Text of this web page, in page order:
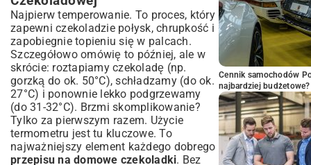
Najpierw temperowanie. To proces, który
zapewni czekoladzie połysk, chrupkość i
zapobiegnie topieniu się w palcach.
Szczegółowo omówię to później, ale w
skrócie: roztapiamy czekoladę (np.
gorzką do ok. 50°C), schładzamy (do ok.
27°C) i ponownie lekko podgrzewamy
(do 31-32°C). Brzmi skomplikowanie?
Tylko za pierwszym razem. Użycie
termometru jest tu kluczowe. To
najważniejszy element każdego dobrego
przepisu na domowe czekoladki. Bez
Cennik samochodów
najbardziej budżetowe?